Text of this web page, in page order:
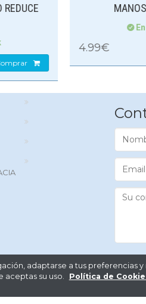
MANOS
En
4.99€
Nombre
Email
Su
adaptarse a tus preferencias
aceptas su uso.
Política de